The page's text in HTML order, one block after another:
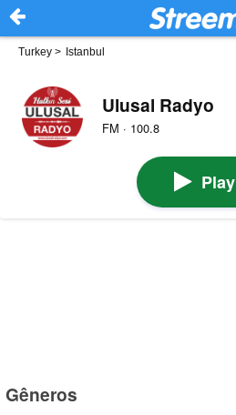
Turkey > Istanbul
Ulusal Radyo
FM · 100.8
Play
Gêneros